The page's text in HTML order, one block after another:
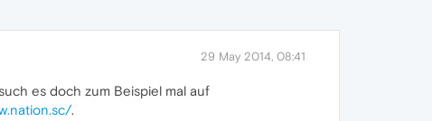
29 May 2014, 08:41
es doch zum Beispiel mal auf
.